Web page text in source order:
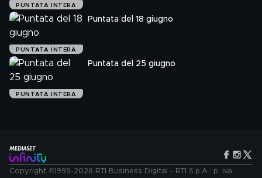
PUNTATA INTERA
PUNTATA INTERA
Puntata del 18 giugno
PUNTATA INTERA
Puntata del 25 giugno
Copyright ©1999-2026 RTI Business Digital - RTI S.p.A.: p. iva